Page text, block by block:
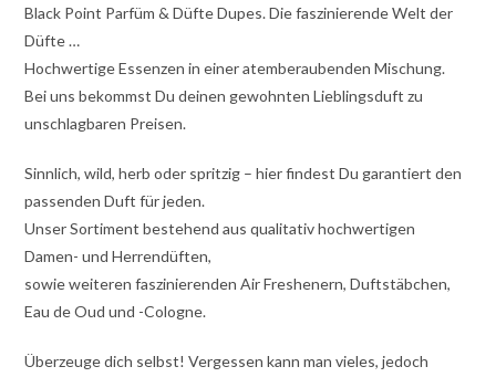
Black Point Parfüm & Düfte Dupes. Die faszinierende Welt der
Düfte …
Hochwertige Essenzen in einer atemberaubenden Mischung.
Bei uns bekommst Du deinen gewohnten Lieblingsduft zu
unschlagbaren Preisen.
Sinnlich, wild, herb oder spritzig – hier findest Du garantiert den
passenden Duft für jeden.
Unser Sortiment bestehend aus qualitativ hochwertigen
Damen- und Herrendüften,
sowie weiteren faszinierenden Air Freshenern, Duftstäbchen,
Eau de Oud und -Cologne.
Überzeuge dich selbst! Vergessen kann man vieles, jedoch